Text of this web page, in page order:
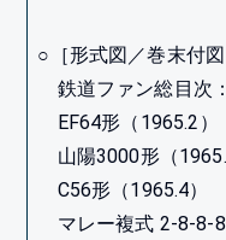
○［形式図／巻末付図
鉄道ファン総目次
EF64形（1965.2）
山陽3000形（
C56形（1965.4）
マレー複式 2-8-8-